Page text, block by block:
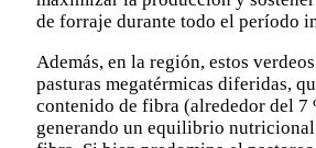
de forraje durante todo el período
Además, en la región, estos
pasturas megatérmicas diferidas,
contenido de fibra (alrededor del 7
generando un equilibrio